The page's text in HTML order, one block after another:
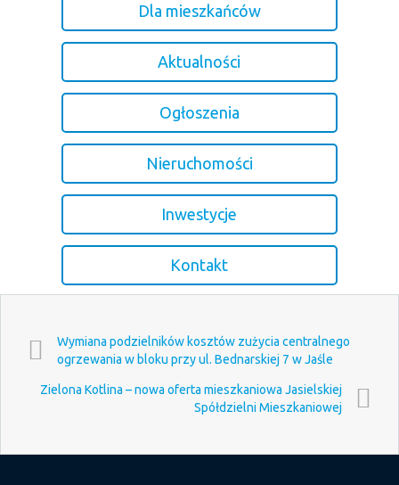
Dla mieszkańców
Aktualności
Ogłoszenia
Nieruchomości
Inwestycje
Kontakt
Wymiana podzielników kosztów zużycia centralnego
ogrzewania w bloku przy ul. Bednarskiej 7 w Jaśle
Zielona Kotlina – nowa oferta mieszkaniowa Jasielskiej
Spółdzielni Mieszkaniowej